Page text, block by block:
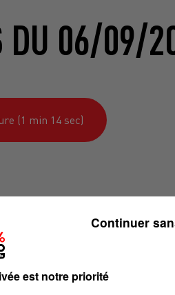
DU 06/09/
(1 min 14 sec)
est notre priorité
Continuer